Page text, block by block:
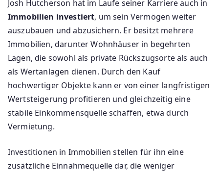
Josh Hutcherson hat im Laufe seiner Karriere auch in
Immobilien investiert, um sein Vermögen weiter
auszubauen und abzusichern. Er besitzt mehrere
Immobilien, darunter Wohnhäuser in begehrten
Lagen, die sowohl als private Rückszugsorte als auch
als Wertanlagen dienen. Durch den Kauf
hochwertiger Objekte kann er von einer langfristigen
Wertsteigerung profitieren und gleichzeitig eine
stabile Einkommensquelle schaffen, etwa durch
Vermietung.
Investitionen in Immobilien stellen für ihn eine
zusätzliche Einnahmequelle dar, die weniger